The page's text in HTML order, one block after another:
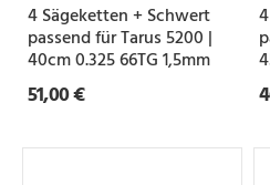
4 Sägeketten + Schwert
passend für Tarus 5200 |
40cm 0.325 66TG 1,5mm
51,00 €